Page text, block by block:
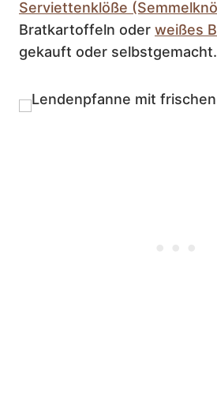
Serviettenklöße
Bratkartoffeln oder weißes
gekauft oder selbstgemacht.